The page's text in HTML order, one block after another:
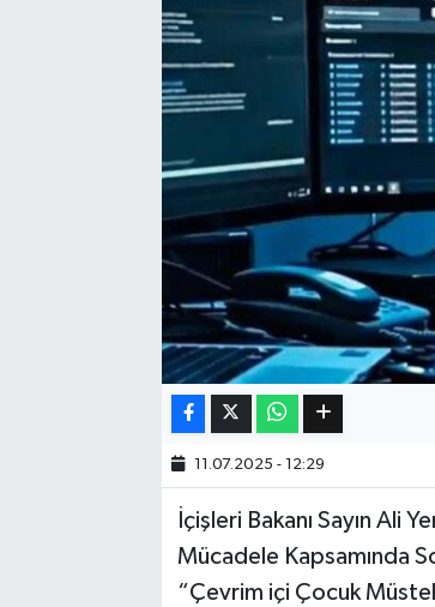
11.07.2025 - 12:29
İçişleri Bakanı Sayın Ali
Mücadele Kapsamında
“Çevrim içi Çocuk
Kültür & Sanat
Bilim, Teknoloji